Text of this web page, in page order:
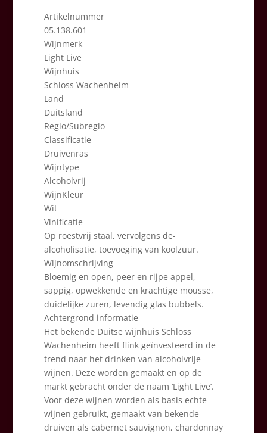
Artikelnummer
05.138.601
Wijnmerk
Light Live
Wijnhuis
Schloss Wachenheim
Land
Duitsland
Regio/Subregio
Classificatie
Druivenras
Wijntype
Alcoholvrij
WijnKleur
Wit
Vinificatie
Op roestvrij staal, vervolgens de-
alcoholisatie, toevoeging van koolzuur.
Wijnomschrijving
Bloemig en open, peer en rijpe appel,
sappig, opwekkende en krachtige mousse,
duidelijke zuren, levendig glas bubbels.
Achtergrond informatie
Het bekende Duitse wijnhuis Schloss
Wachenheim heeft flink geïnvesteerd in de
trend naar het drinken van alcoholvrije
wijnen. Deze worden gemaakt en op de
markt gebracht onder de naam ‘Light Live’.
Voor deze wijnen worden als basis echte
wijnen gebruikt, gemaakt van bekende
druiven als cabernet sauvignon, chardonnay